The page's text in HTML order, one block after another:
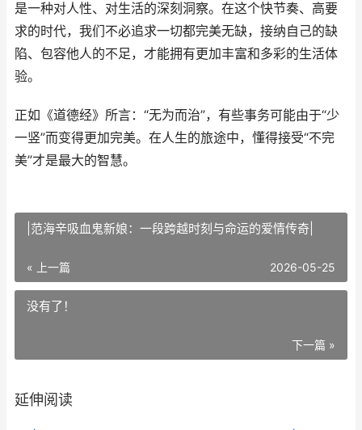
是一种对人性、对生活的深刻洞察。在这个快节奏、高要
求的时代，我们不必追求一切都完美无缺，接纳自己的缺
陷、包容他人的不足，才能拥有更加丰富和多彩的生活体
验。
正如《道德经》所言：“无为而治”，有些事务可能由于“少
一竖”而变得更加完美。在人生的旅途中，懂得接受“不完
美”才是最大的智慧。
|范海辛吸血鬼新娘：一段跨越时刻与命运的爱情传奇|
« 上一篇 2026-05-25
没有了！
下一篇 »
延伸阅读